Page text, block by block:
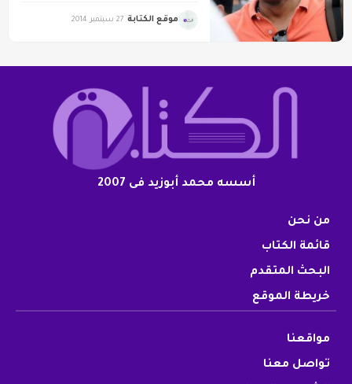
موقع الكتابة 27 سبتمبر 2014
أسسه محمد أبوزيد فى 2007
من نحن
قائمة الكتاب
البحث المتقدم
خريطة الموقع
مواقعنا
تواصل معنا